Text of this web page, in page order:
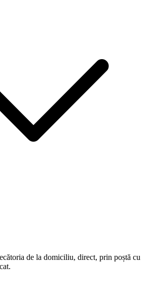
de la domiciliu, direct, prin poștă cu